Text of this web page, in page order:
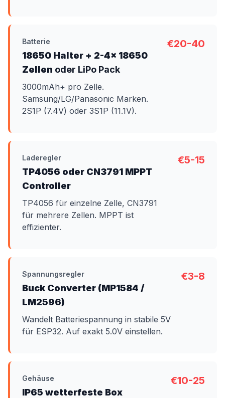
Batterie
18650 Halter + 2-4x 18650
Zellen oder LiPo Pack
3000mAh+ pro Zelle.
Samsung/LG/Panasonic Marken.
2S1P (7.4V) oder 3S1P (11.1V).
€20-40
Laderegler
TP4056 oder CN3791 MPPT
Controller
TP4056 für einzelne Zelle, CN3791
für mehrere Zellen. MPPT ist
effizienter.
€5-15
Spannungsregler
Buck Converter (MP1584 /
LM2596)
Wandelt Batteriespannung in stabile 5V
für ESP32. Auf exakt 5.0V einstellen.
€3-8
Gehäuse
IP65 wetterfeste Box
€10-25